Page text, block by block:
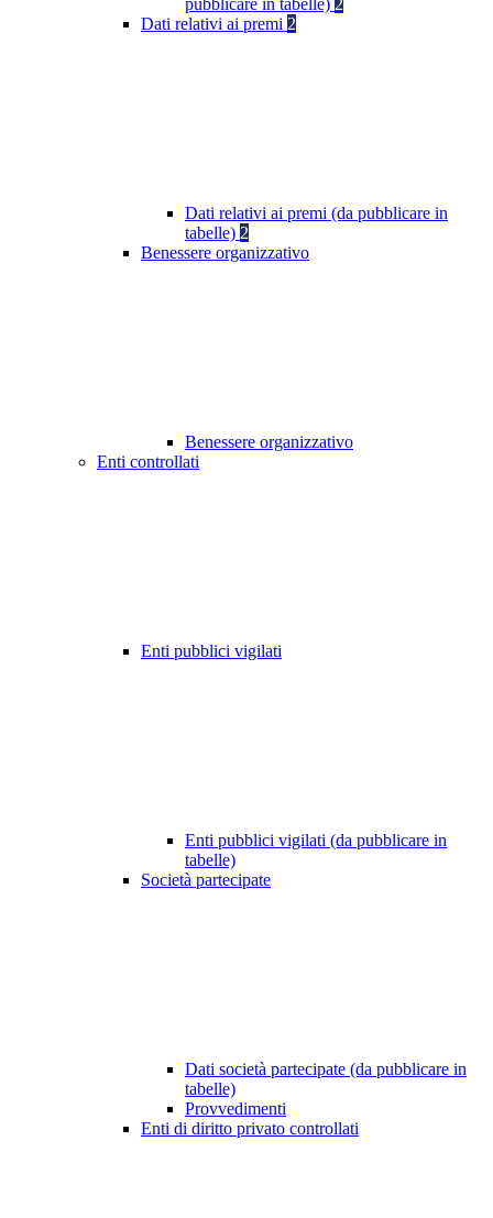
pubblicare in tabelle) 2
Dati relativi ai premi 2
Dati relativi ai premi (da pubblicare in
tabelle) 2
Benessere organizzativo
Benessere organizzativo
Enti controllati
Enti pubblici vigilati
Enti pubblici vigilati (da pubblicare in
tabelle)
Società partecipate
Dati società partecipate (da pubblicare in
tabelle)
Provvedimenti
Enti di diritto privato controllati